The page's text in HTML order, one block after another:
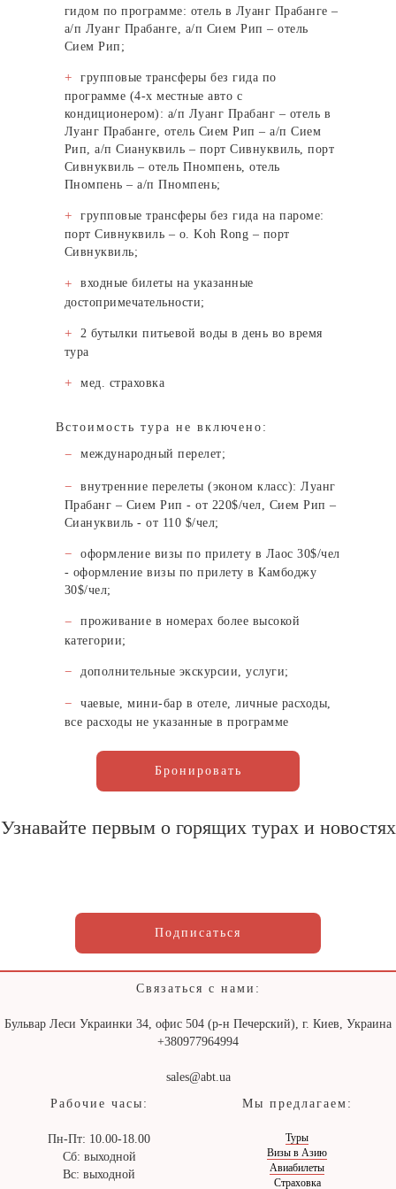
гидом по программе: отель в Луанг Прабанге –
а/п Луанг Прабанге, а/п Сием Рип – отель
Сием Рип;
групповые трансферы без гида по
программе (4-х местные авто с
кондиционером): а/п Луанг Прабанг – отель в
Луанг Прабанге, отель Сием Рип – а/п Сием
Рип, а/п Сиануквиль – порт Сивнуквиль, порт
Сивнуквиль – отель Пномпень, отель
Пномпень – а/п Пномпень;
групповые трансферы без гида на пароме:
порт Сивнуквиль – о. Koh Rong – порт
Сивнуквиль;
входные билеты на указанные
достопримечательности;
2 бутылки питьевой воды в день во время
тура
мед. страховка
Встоимость тура не включено:
международный перелет;
внутренние перелеты (эконом класс): Луанг
Прабанг – Сием Рип - от 220$/чел, Сием Рип –
Сиануквиль - от 110 $/чел;
оформление визы по прилету в Лаос 30$/чел
- оформление визы по прилету в Камбоджу
30$/чел;
проживание в номерах более высокой
категории;
дополнительные экскурсии, услуги;
чаевые, мини-бар в отеле, личные расходы,
все расходы не указанные в программе
Бронировать
Узнавайте первым о горящих турах и новостях
Подписаться
Связаться с нами:
Бульвар Леси Украинки 34, офис 504 (р-н Печерский), г. Киев, Украина
+380977964994
sales@abt.ua
Рабочие часы:
Пн-Пт: 10.00-18.00
Сб: выходной
Вс: выходной
Мы предлагаем:
Туры
Визы в Азию
Авиабилеты
Страховка